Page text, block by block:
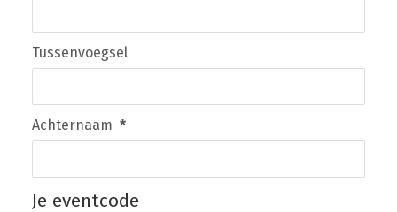
Tussenvoegsel
Achternaam *
Je eventcode